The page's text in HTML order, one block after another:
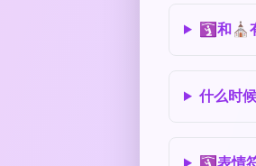
🛐和⛪️
什么时